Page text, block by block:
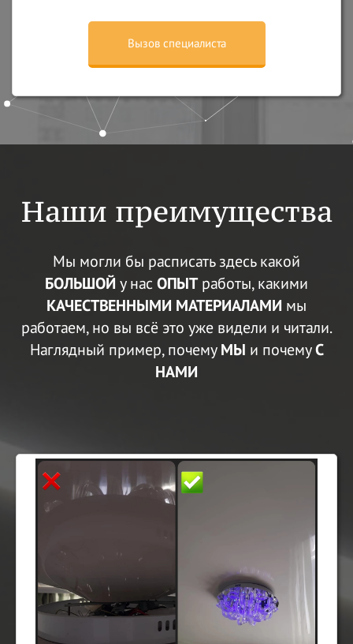
Вызов специалиста
Наши преимущества
Мы могли бы расписать здесь какой
БОЛЬШОЙ у насОПЫТработы, какими
КАЧЕСТВЕННЫМИ МАТЕРИАЛАМИ мы
работаем, но вы всё это уже видели и читали.
Наглядный пример, почемуМЫ и почемуС
НАМИ